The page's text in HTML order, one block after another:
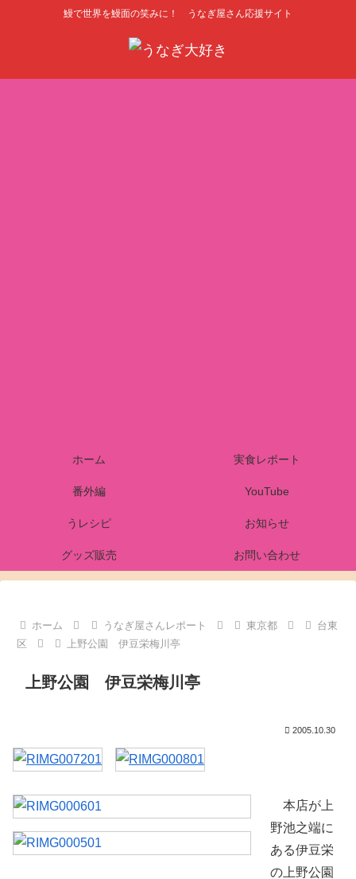
鰻で世界を鰻面の笑みに！ うなぎ屋さん応援サイト
ホーム 実食レポート
番外編 YouTube
うレシピ お知らせ
グッズ販売 お問い合わせ
ホーム うなぎ屋さんレポート 東京都
台東
区
上野公園 伊豆栄梅川亭
上野公園 伊豆栄梅川亭
2005.10.30
本店が上
野池之端に
ある伊豆栄
の上野公園